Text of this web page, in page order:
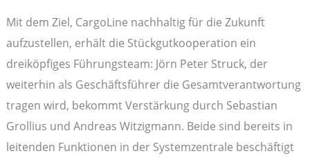
Mit dem Ziel, CargoLine nachhaltig für die Zukunft
aufzustellen, erhält die Stückgutkooperation ein
dreiköpfiges Führungsteam: Jörn Peter Struck, der
weiterhin als Geschäftsführer die Gesamtverantwortung
tragen wird, bekommt Verstärkung durch Sebastian
Grollius und Andreas Witzigmann. Beide sind bereits in
leitenden Funktionen in der Systemzentrale beschäftigt